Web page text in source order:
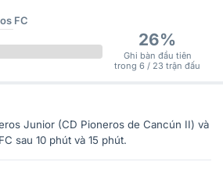
FC
26%
Ghi bàn đầu tiên
trong 6 / 23 trận đấu
Junior (CD Pioneros de Cancún II) và
sau 10 phút và 15 phút.